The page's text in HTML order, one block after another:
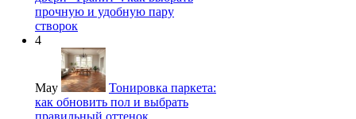
прочную и удобную пару
створок
4
May
Тонировка паркета:
как обновить пол и выбрать